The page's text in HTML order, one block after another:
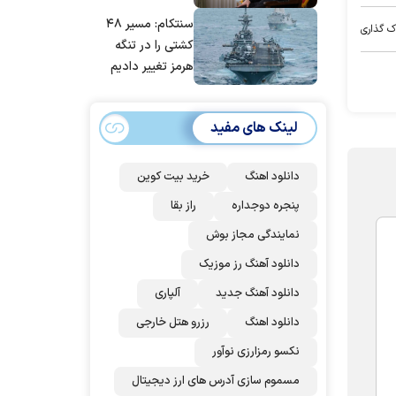
گذاری
مردم ایران استسنتکام: مسیر ۴۸
کشتی را در تنگه
هرمز تغییر دادیم
لینک های مفید
دانلود اهنگ
خرید بیت کوین
پنجره دوجداره
راز بقا
نمایندگی مجاز بوش
دانلود آهنگ رز‌ موزیک
دانلود آهنگ جدید
آلپاری
دانلود اهنگ
رزرو هتل خارجی
نکسو رمزارزی نوآور
مسموم سازی آدرس های ارز دیجیتال